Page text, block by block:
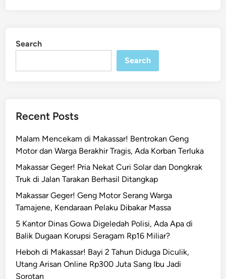
Search
Search
Recent Posts
Malam Mencekam di Makassar! Bentrokan Geng
Motor dan Warga Berakhir Tragis, Ada Korban Terluka
Makassar Geger! Pria Nekat Curi Solar dan Dongkrak
Truk di Jalan Tarakan Berhasil Ditangkap
Makassar Geger! Geng Motor Serang Warga
Tamajene, Kendaraan Pelaku Dibakar Massa
5 Kantor Dinas Gowa Digeledah Polisi, Ada Apa di
Balik Dugaan Korupsi Seragam Rp16 Miliar?
Heboh di Makassar! Bayi 2 Tahun Diduga Diculik,
Utang Arisan Online Rp300 Juta Sang Ibu Jadi
Sorotan